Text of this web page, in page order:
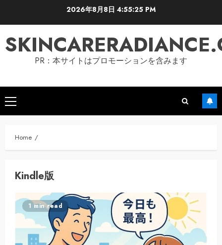
2026年8月8日 4:55:26 PM
PR：本サイトはプロモーションを含みます
Primary
Menu
Home
Kindle版
1 min read